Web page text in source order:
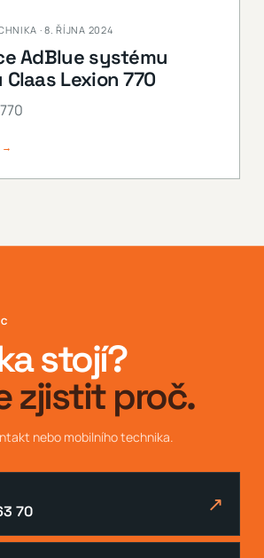
· 8. ŘÍJNA 2024
AdBlue systému
Lexion 770
→
stojí?
zjistit proč.
nebo mobilního technika.
70 ↗